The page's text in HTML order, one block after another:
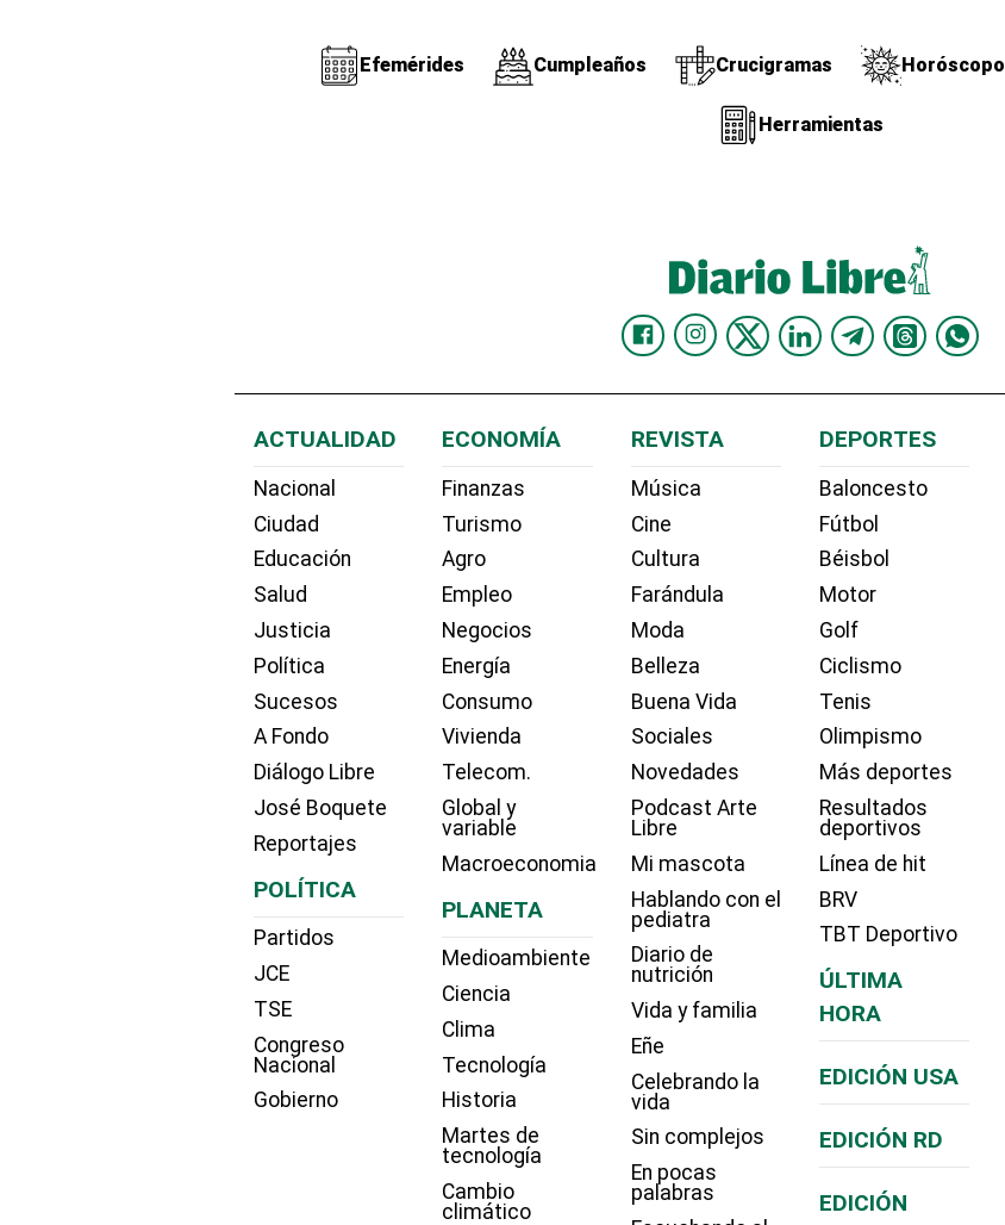
Efemérides Cumpleaños Crucigramas Horóscopo
Herramientas
ACTUALIDAD
Nacional
Ciudad
Educación
Salud
Justicia
Política
Sucesos
A Fondo
Diálogo Libre
José Boquete
Reportajes
POLÍTICA
Partidos
JCE
TSE
Congreso
Nacional
Gobierno
ECONOMÍA
Finanzas
Turismo
Agro
Empleo
Negocios
Energía
Consumo
Vivienda
Telecom.
Global y
variable
Macroeconomia
PLANETA
Medioambiente
Ciencia
Clima
Tecnología
Historia
Martes de
tecnología
Cambio
climático
REVISTA
Música
Cine
Cultura
Farándula
Moda
Belleza
Buena Vida
Sociales
Novedades
Podcast Arte
Libre
Mi mascota
Hablando con el
pediatra
Diario de
nutrición
Vida y familia
Eñe
Celebrando la
vida
Sin complejos
En pocas
palabras
DEPORTES
Baloncesto
Fútbol
Béisbol
Motor
Golf
Ciclismo
Tenis
Olimpismo
Más deportes
Resultados
deportivos
Línea de hit
BRV
TBT Deportivo
ÚLTIMA
HORA
EDICIÓN USA
EDICIÓN RD
EDICIÓN